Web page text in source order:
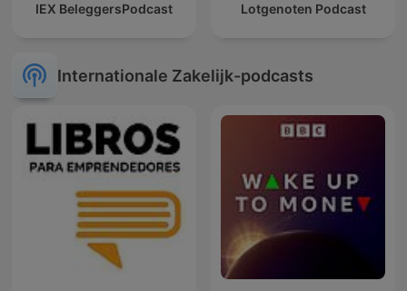
IEX BeleggersPodcast Lotgenoten Podcast
Internationale Zakelijk-podcasts